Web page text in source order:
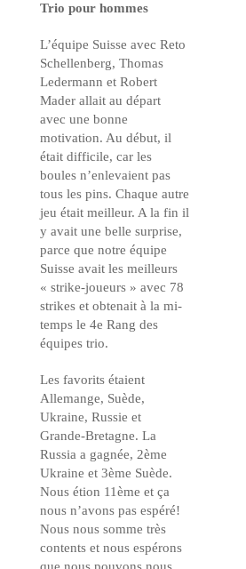
Trio pour hommes
L’équipe Suisse avec Reto
Schellenberg, Thomas
Ledermann et Robert
Mader allait au départ
avec une bonne
motivation. Au début, il
était difficile, car les
boules n’enlevaient pas
tous les pins. Chaque autre
jeu était meilleur. A la fin il
y avait une belle surprise,
parce que notre équipe
Suisse avait les meilleurs
« strike-joueurs » avec 78
strikes et obtenait à la mi-
temps le 4e Rang des
équipes trio.
Les favorits étaient
Allemange, Suède,
Ukraine, Russie et
Grande-Bretagne. La
Russia a gagnée, 2ème
Ukraine et 3ème Suède.
Nous étion 11ème et ça
nous n’avons pas espéré!
Nous nous somme très
contents et nous espérons